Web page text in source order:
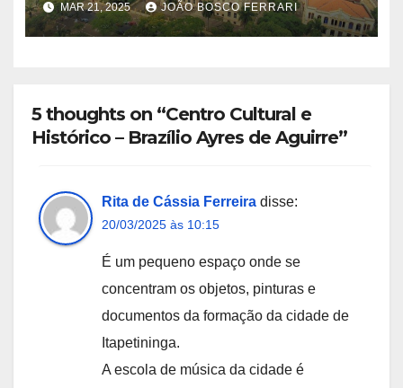
MAR 21, 2025 JOÃO BOSCO FERRARI
5 thoughts on “Centro Cultural e
Histórico – Brazílio Ayres de Aguirre”
Rita de Cássia Ferreira disse:
20/03/2025 às 10:15
É um pequeno espaço onde se
concentram os objetos, pinturas e
documentos da formação da cidade de
Itapetininga.
A escola de música da cidade é